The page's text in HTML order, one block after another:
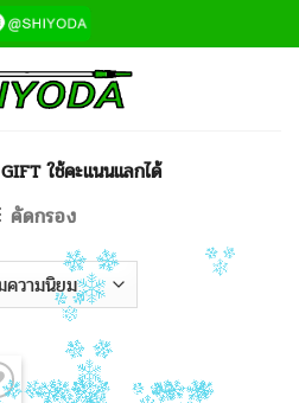
GIFT ใช้คะแนนแลกได้
คัดกรอง